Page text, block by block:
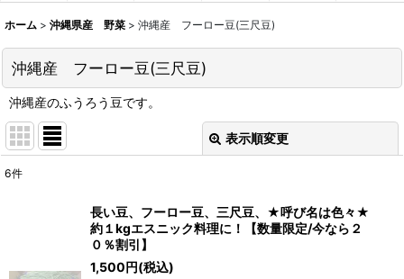
ホーム > 沖縄県産 野菜 > 沖縄産 フーロー豆(三尺豆)
沖縄産 フーロー豆(三尺豆)
沖縄産のふうろう豆です。
表示順変更
6件
長い豆、フーロー豆、三尺豆、★呼び名は色々★
約１kgエスニック料理に！【数量限定/今なら２
０％割引】
1,500円(税込)